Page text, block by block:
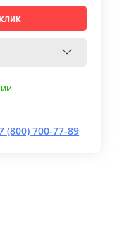
(800) 700-77-89